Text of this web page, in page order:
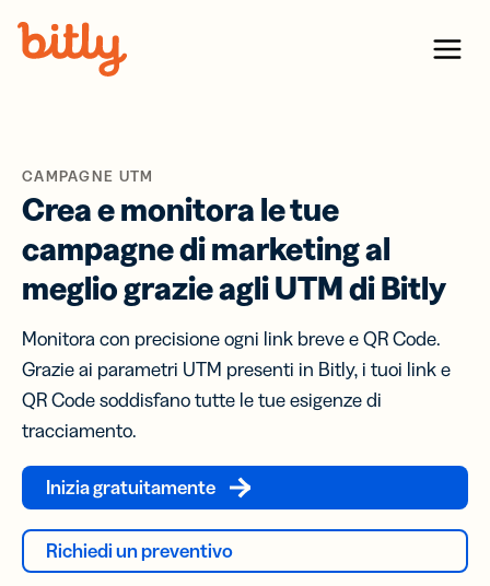
Menu
CAMPAGNE UTM
Crea e monitora le tue
campagne di marketing al
meglio grazie agli UTM di Bitly
Monitora con precisione ogni link breve e QR Code.
Grazie ai parametri UTM presenti in Bitly, i tuoi link e
QR Code soddisfano tutte le tue esigenze di
tracciamento.
Inizia gratuitamente
Richiedi un preventivo